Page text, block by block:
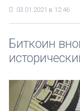
03.01.2021 в 12:46
Биткоин